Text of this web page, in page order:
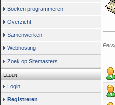
Boeken programmeren
Overzicht
Samenwerken
Webhosting
Zoek op Sitemasters
Leden
Login
Registreren